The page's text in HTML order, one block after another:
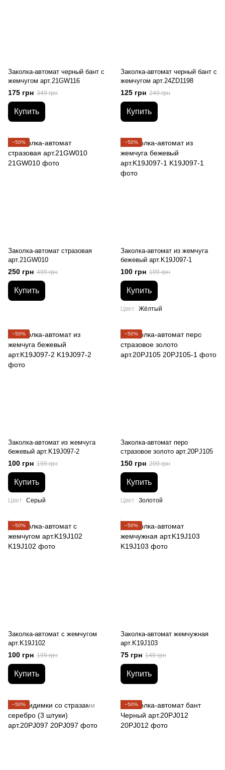
Заколка-автомат черный бант с
жемчугом арт.21GW116
175 грн 349 грн
Купить
Заколка-автомат черный бант с
жемчугом арт.24ZD1198
125 грн 249 грн
Купить
−50%
Заколка-автомат стразовая
арт.21GW010
250 грн 499 грн
Купить
−50%
Заколка-автомат из жемчуга
бежевый арт.K19J097-1
100 грн 199 грн
Купить
Цвет Жёлтый
−50%
Заколка-автомат из жемчуга
бежевый арт.K19J097-2
100 грн 199 грн
Купить
Цвет Серый
−50%
Заколка-автомат перо
стразовое золото арт.20PJ105
150 грн 299 грн
Купить
Цвет Золотой
−50%
Заколка-автомат с жемчугом
арт.K19J102
100 грн 199 грн
Купить
−50%
Заколка-автомат жемчужная
арт.K19J103
75 грн 149 грн
Купить
−50% −50%